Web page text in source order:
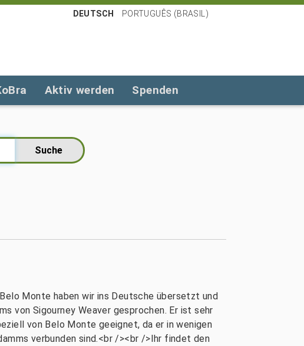
DEUTSCH PORTUGUÊS (BRASIL)
Aktiv werden Spenden
Monte haben wir ins Deutsche übersetzt und
von Sigourney Weaver gesprochen. Er ist sehr
von Belo Monte geeignet, da er in wenigen
verbunden sind.<br /><br />Ihr findet den